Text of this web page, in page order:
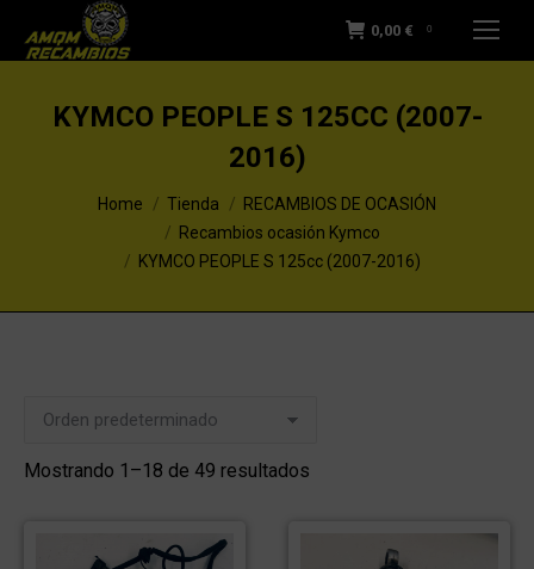
0,00 € 0
KYMCO PEOPLE S 125CC (2007-
2016)
You are here:Home Tienda
RECAMBIOS DE OCASIÓN
Recambios ocasión Kymco
KYMCO PEOPLE S 125cc (2007-2016)
Mostrando 1–18 de 49 resultados